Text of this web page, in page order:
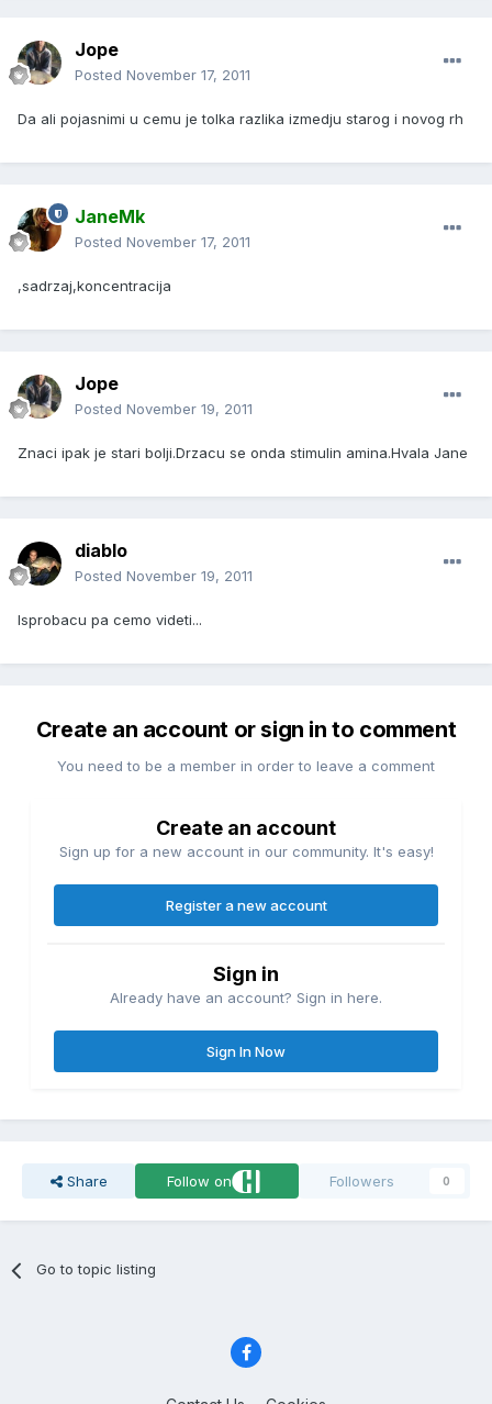
Jope
Posted November 17, 2011
Da ali pojasnimi u cemu je tolka razlika izmedju starog i novog rh
JaneMk
Posted November 17, 2011
,sadrzaj,koncentracija
Jope
Posted November 19, 2011
Znaci ipak je stari bolji.Drzacu se onda stimulin amina.Hvala Jane
diablo
Posted November 19, 2011
Isprobacu pa cemo videti...
Create an account or sign in to comment
You need to be a member in order to leave a comment
Create an account
Sign up for a new account in our community. It's easy!
Register a new account
Sign in
Already have an account? Sign in here.
Sign In Now
Share Follow on Followers 0
Go to topic listing